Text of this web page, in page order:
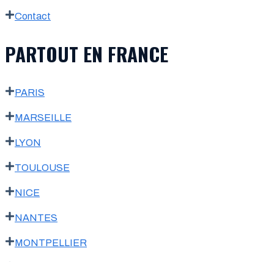
Contact
PARTOUT EN FRANCE
PARIS
MARSEILLE
LYON
TOULOUSE
NICE
NANTES
MONTPELLIER